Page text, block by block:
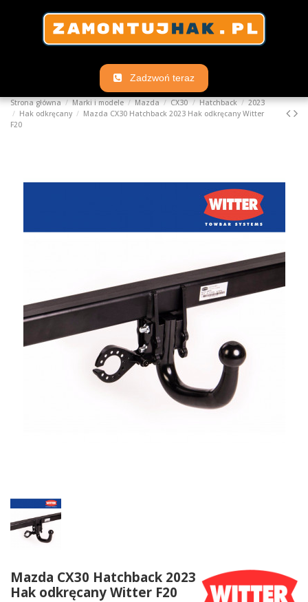
Zadzwoń teraz
Strona główna Marki i modele Mazda CX30 Hatchback
2023
Hak odkręcany
Mazda CX30 Hatchback 2023 Hak odkręcany Witter
F20
Mazda CX30 Hatchback 2023
Hak odkręcany Witter F20